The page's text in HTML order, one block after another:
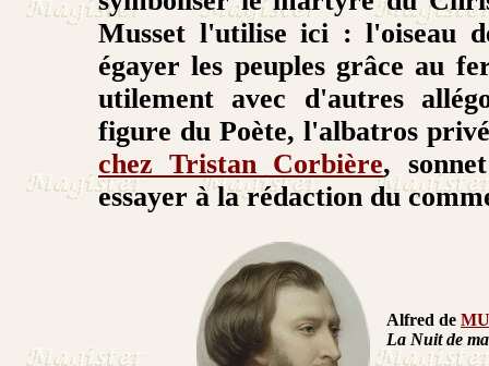
Musset l'utilise ici : l'oiseau
égayer les peuples grâce au
utilement avec d'autres
figure du Poète, l'albatros
chez Tristan Corbière,
essayer à la rédaction du
Alfred de
La Nuit de